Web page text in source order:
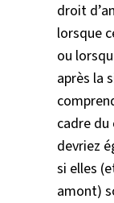
droit
lorsque
ou
après la
cadre du
devriez
si elles
amont)